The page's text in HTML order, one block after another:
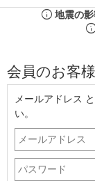
info 地震の
会員のお客様
メールアドレス
い。